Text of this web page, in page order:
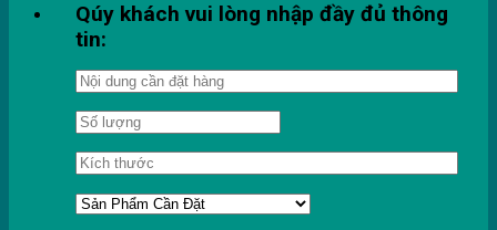
Qúy khách vui lòng nhập đầy đủ thông
tin: